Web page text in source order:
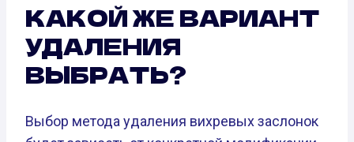
КАКОЙ ЖЕ ВАРИАНТ
УДАЛЕНИЯ
ВЫБРАТЬ?
Выбор метода удаления вихревых заслонок